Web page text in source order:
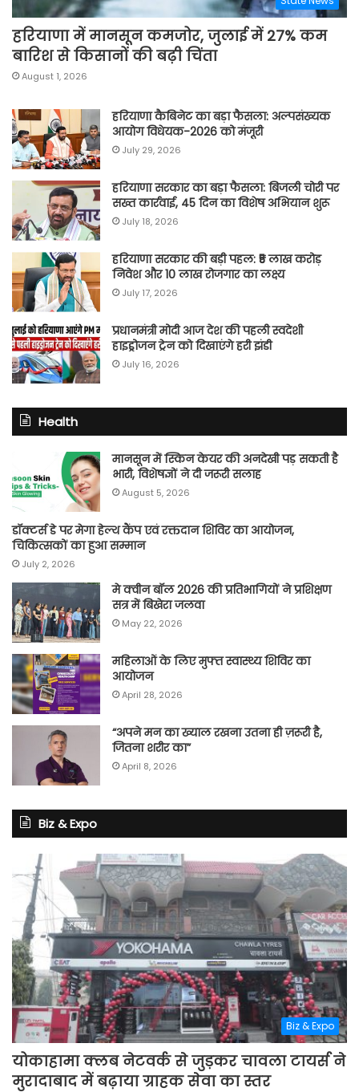
हरियाणा में मानसून कमजोर, जुलाई में 27% कम
बारिश से किसानों की बढ़ी चिंता
August 1, 2026
हरियाणा कैबिनेट का बड़ा फैसला: अल्पसंख्यक
आयोग विधेयक-2026 को मंजूरी
July 29, 2026
हरियाणा सरकार का बड़ा फैसला: बिजली चोरी पर
सख्त कार्रवाई, 45 दिन का विशेष अभियान शुरू
July 18, 2026
हरियाणा सरकार की बड़ी पहल: ₹5 लाख करोड़
निवेश और 10 लाख रोजगार का लक्ष्य
July 17, 2026
प्रधानमंत्री मोदी आज देश की पहली स्वदेशी
हाइड्रोजन ट्रेन को दिखाएंगे हरी झंडी
July 16, 2026
Health
मानसून में स्किन केयर की अनदेखी पड़ सकती है
भारी, विशेषज्ञों ने दी जरूरी सलाह
August 5, 2026
डॉक्टर्स डे पर मेगा हेल्थ कैंप एवं रक्तदान शिविर का आयोजन,
चिकित्सकों का हुआ सम्मान
July 2, 2026
मे क्वीन बॉल 2026 की प्रतिभागियों ने प्रशिक्षण
सत्र में बिखेरा जलवा
May 22, 2026
महिलाओं के लिए मुफ्त स्वास्थ्य शिविर का
आयोजन
April 28, 2026
“अपने मन का ख्याल रखना उतना ही ज़रूरी है,
जितना शरीर का”
April 8, 2026
Biz & Expo
Biz & Expo
योकाहामा क्लब नेटवर्क से जुड़कर चावला टायर्स ने
मुरादाबाद में बढ़ाया ग्राहक सेवा का स्तर